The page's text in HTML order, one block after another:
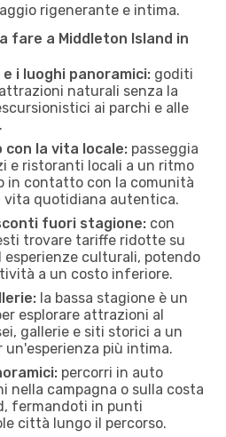
rigenerante e intima.
fare a Middleton Island in
i luoghi panoramici: goditi
naturali senza la
ai parchi e alle
la vita locale: passeggia
e ristoranti locali a un ritmo
in contatto con la comunità
vita quotidiana autentica.
fuori stagione: con
trovare tariffe ridotte su
esperienze culturali, potendo
a un costo inferiore.
la bassa stagione è un
esplorare attrazioni al
gallerie e siti storici a un
un'esperienza più intima.
percorri in auto
nella campagna o sulla costa
fermandoti in ​​punti
città lungo il percorso.